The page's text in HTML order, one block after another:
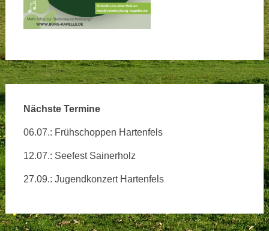
Nächste Termine
06.07.: Frühschoppen Hartenfels
12.07.: Seefest Sainerholz
27.09.: Jugendkonzert Hartenfels